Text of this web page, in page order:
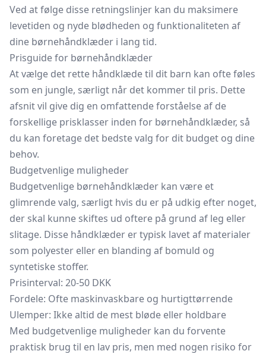
Ved at følge disse retningslinjer kan du maksimere
levetiden og nyde blødheden og funktionaliteten af
dine børnehåndklæder i lang tid.
Prisguide for børnehåndklæder
At vælge det rette håndklæde til dit barn kan ofte føles
som en jungle, særligt når det kommer til pris. Dette
afsnit vil give dig en omfattende forståelse af de
forskellige prisklasser inden for børnehåndklæder, så
du kan foretage det bedste valg for dit budget og dine
behov.
Budgetvenlige muligheder
Budgetvenlige børnehåndklæder kan være et
glimrende valg, særligt hvis du er på udkig efter noget,
der skal kunne skiftes ud oftere på grund af leg eller
slitage. Disse håndklæder er typisk lavet af materialer
som polyester eller en blanding af bomuld og
syntetiske stoffer.
Prisinterval: 20-50 DKK
Fordele: Ofte maskinvaskbare og hurtigttørrende
Ulemper: Ikke altid de mest bløde eller holdbare
Med budgetvenlige muligheder kan du forvente
praktisk brug til en lav pris, men med nogen risiko for